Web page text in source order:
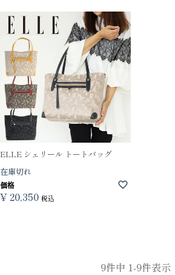
ELLE シェリール トートバッグ
在庫切れ
価格
¥20,350 税込
9件中 1-9件表示